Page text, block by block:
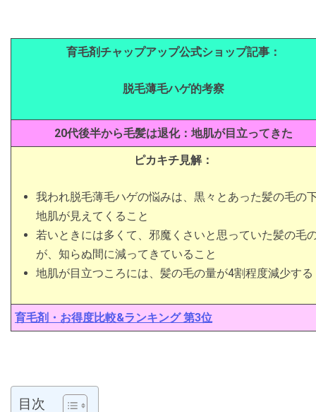
育毛剤チャップアップ公式ショップ記事：
脱毛薄毛ハゲ的考察
20代後半から毛髪は退化：地肌が目立ってきた
ピカキチ見解：
我われ脱毛薄毛ハゲの悩みは、黒々とあった髪の毛の
地肌が見えてくること
若いときには多くて、邪魔くさいと思っていた髪の毛
が、知らぬ間に減ってきていること
地肌が目立つころには、髪の毛の量が4割程度減少する
育毛剤・お得度比較&ランキング 第3位
目次